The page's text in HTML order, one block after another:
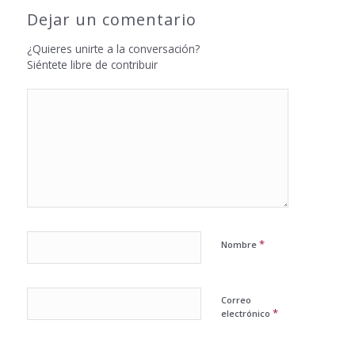
Dejar un comentario
¿Quieres unirte a la conversación?
Siéntete libre de contribuir
Nombre *
Correo
electrónico *